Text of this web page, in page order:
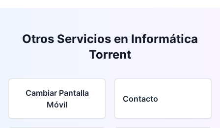
Otros Servicios en Informática
Torrent
Cambiar Pantalla
Móvil
Contacto